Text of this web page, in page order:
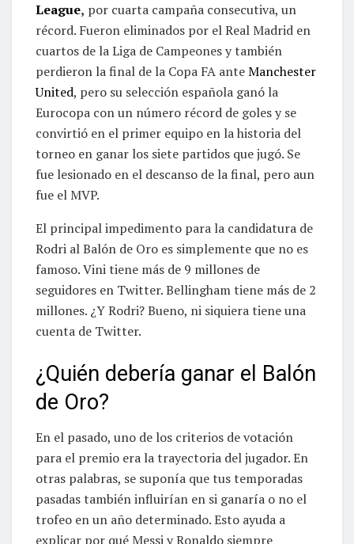
League, por cuarta campaña consecutiva, un
récord. Fueron eliminados por el Real Madrid en
cuartos de la Liga de Campeones y también
perdieron la final de la Copa FA anteManchester
United, pero su selección española ganó la
Eurocopa con un número récord de goles y se
convirtió en el primer equipo en la historia del
torneo en ganar los siete partidos que jugó. Se
fue lesionado en el descanso de la final, pero aun
fue el MVP.
El principal impedimento para la candidatura de
Rodri al Balón de Oro es simplemente que no es
famoso. Vini tiene más de 9 millones de
seguidores en Twitter. Bellingham tiene más de 2
millones. ¿Y Rodri? Bueno, ni siquiera tiene una
cuenta de Twitter.
¿Quién debería ganar el Balón
de Oro?
En el pasado, uno de los criterios de votación
para el premio era la trayectoria del jugador. En
otras palabras, se suponía que tus temporadas
pasadas también influirían en si ganaría o no el
trofeo en un año determinado. Esto ayuda a
explicar por qué Messi y Ronaldo siempre